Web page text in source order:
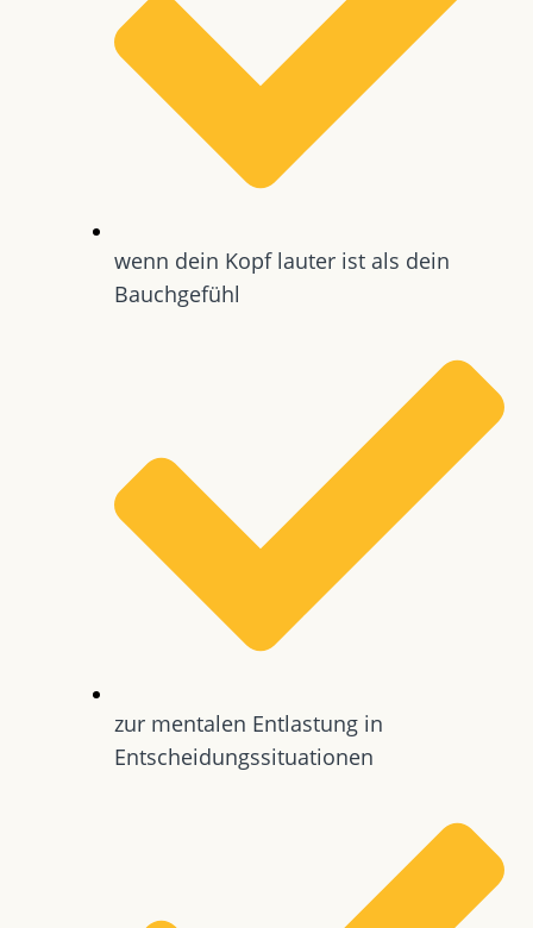
wenn dein Kopf lauter ist als dein
Bauchgefühl
zur mentalen Entlastung in
Entscheidungssituationen